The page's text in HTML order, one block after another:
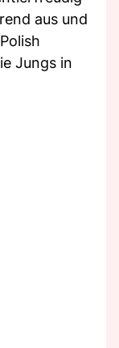
aus und
Jungs in